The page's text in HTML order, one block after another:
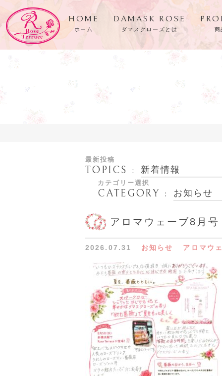
HOME
ホーム
DAMASK ROSE
ダマスクローズとは 商
最新投稿
TOPICS 新着情報
カテゴリー選択
CATEGORY お知らせ
アロマウェーブ8月号
2026.07.31 お知らせ アロマウ